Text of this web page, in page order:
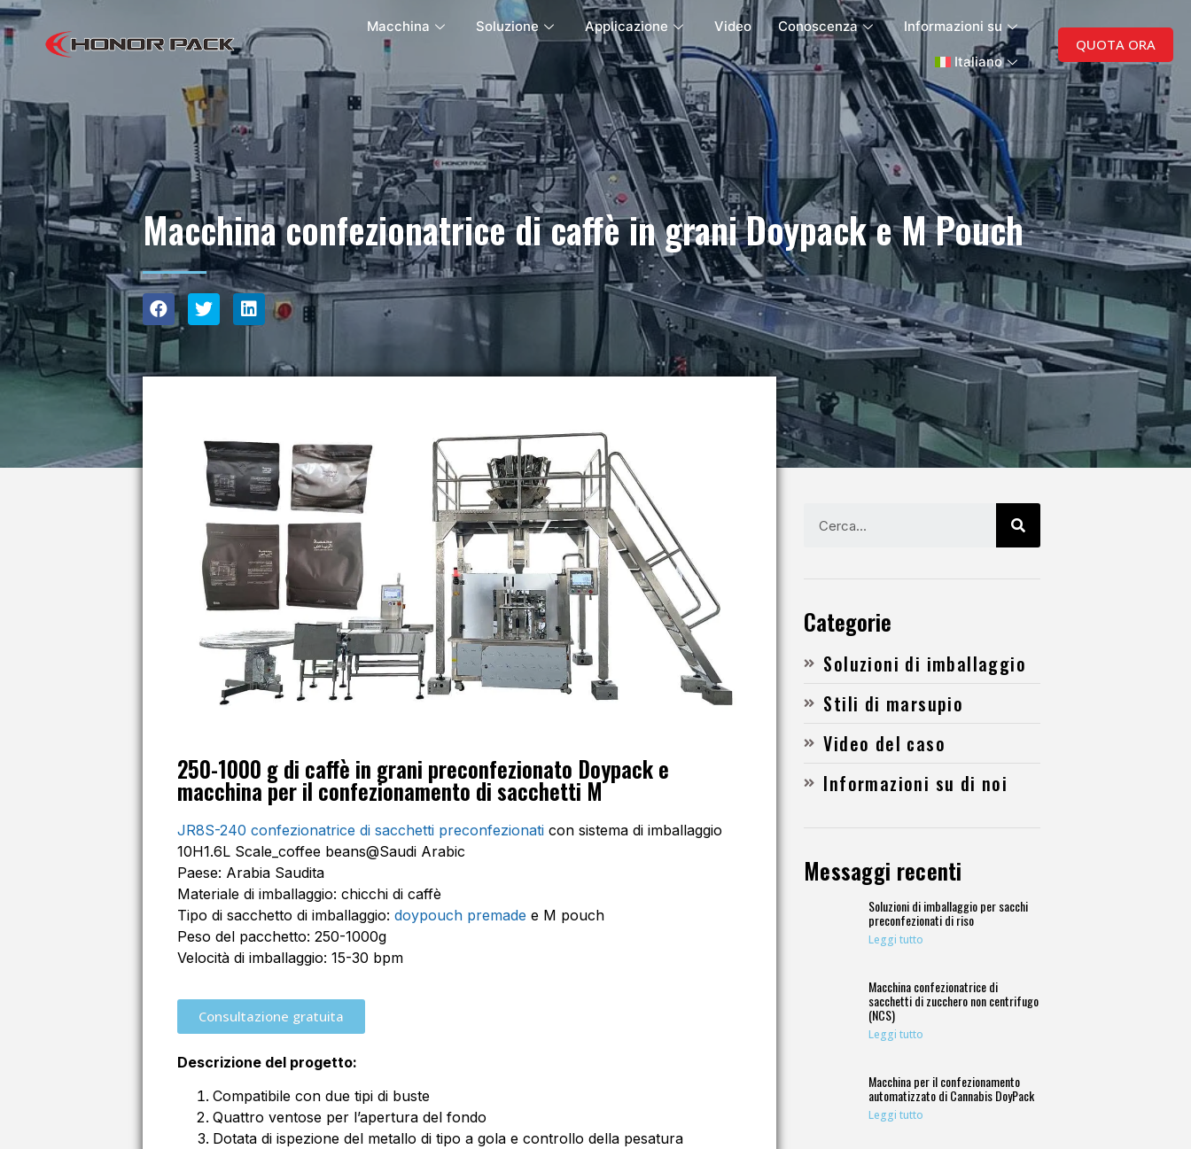
Macchina Soluzione Applicazione Video Conoscenza Informazioni su
Italiano
QUOTA ORA
Macchina confezionatrice di caffè in grani Doypack e M Pouch
250-1000 g di caffè in grani preconfezionato Doypack e
macchina per il confezionamento di sacchetti M
JR8S-240 confezionatrice di sacchetti preconfezionaticon sistema di imballaggio
10H1.6L Scale_coffee beans@Saudi Arabic
Paese: Arabia Saudita
Materiale di imballaggio: chicchi di caffè
Tipo di sacchetto di imballaggio: doypouch premade e M pouch
Peso del pacchetto: 250-1000g
Velocità di imballaggio: 15-30 bpm
Consultazione gratuita
Descrizione del progetto:
Compatibile con due tipi di buste
Quattro ventose per l’apertura del fondo
Dotata di ispezione del metallo di tipo a gola e controllo della pesatura
Categorie
Soluzioni di imballaggio
Stili di marsupio
Video del caso
Informazioni su di noi
Messaggi recenti
Soluzioni di imballaggio per sacchi
preconfezionati di riso
Leggi tutto
Macchina confezionatrice di
sacchetti di zucchero non centrifugo
(NCS)
Leggi tutto
Macchina per il confezionamento
automatizzato di Cannabis DoyPack
Leggi tutto